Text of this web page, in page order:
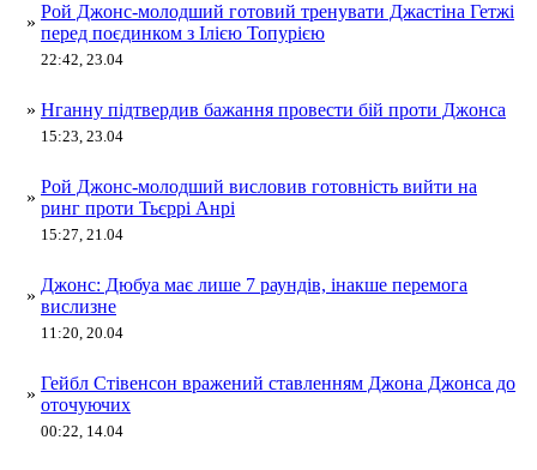
»
Рой Джонс-молодший готовий тренувати Джастіна Гетжі
перед поєдинком з Ілією Топурією
22:42, 23.04
» Нганну підтвердив бажання провести бій проти Джонса
15:23, 23.04
»
Рой Джонс-молодший висловив готовність вийти на
ринг проти Тьєррі Анрі
15:27, 21.04
»
Джонс: Дюбуа має лише 7 раундів, інакше перемога
вислизне
11:20, 20.04
»
Гейбл Стівенсон вражений ставленням Джона Джонса до
оточуючих
00:22, 14.04